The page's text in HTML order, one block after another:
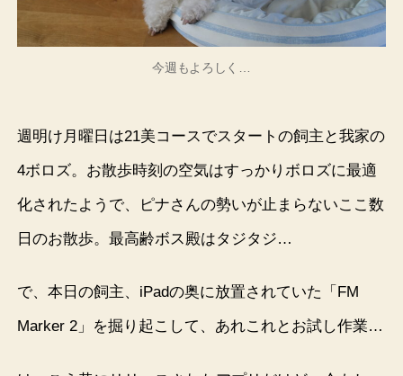
今週もよろしく…
週明け月曜日は21美コースでスタートの飼主と我家の
4ボロズ。お散歩時刻の空気はすっかりボロズに最適
化されたようで、ピナさんの勢いが止まらないここ数
日のお散歩。最高齢ボス殿はタジタジ…
で、本日の飼主、iPadの奥に放置されていた「FM
Marker 2」を掘り起こして、あれこれとお試し作業…